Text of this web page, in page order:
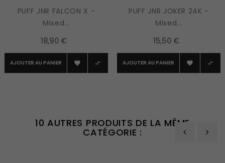
PUFF JNR FALCON X -
Mixed...
18,90 €
AJOUTER AU PANIER  
PUFF JNR JOKER 24K -
Mixed...
15,50 €
AJOUTER AU PANIER  
10 AUTRES PRODUITS DE LA MÊME
CATÉGORIE :